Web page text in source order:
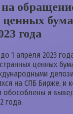
года
1 апреля 2023
ценных
на СПБ Бирже, и
и
года.